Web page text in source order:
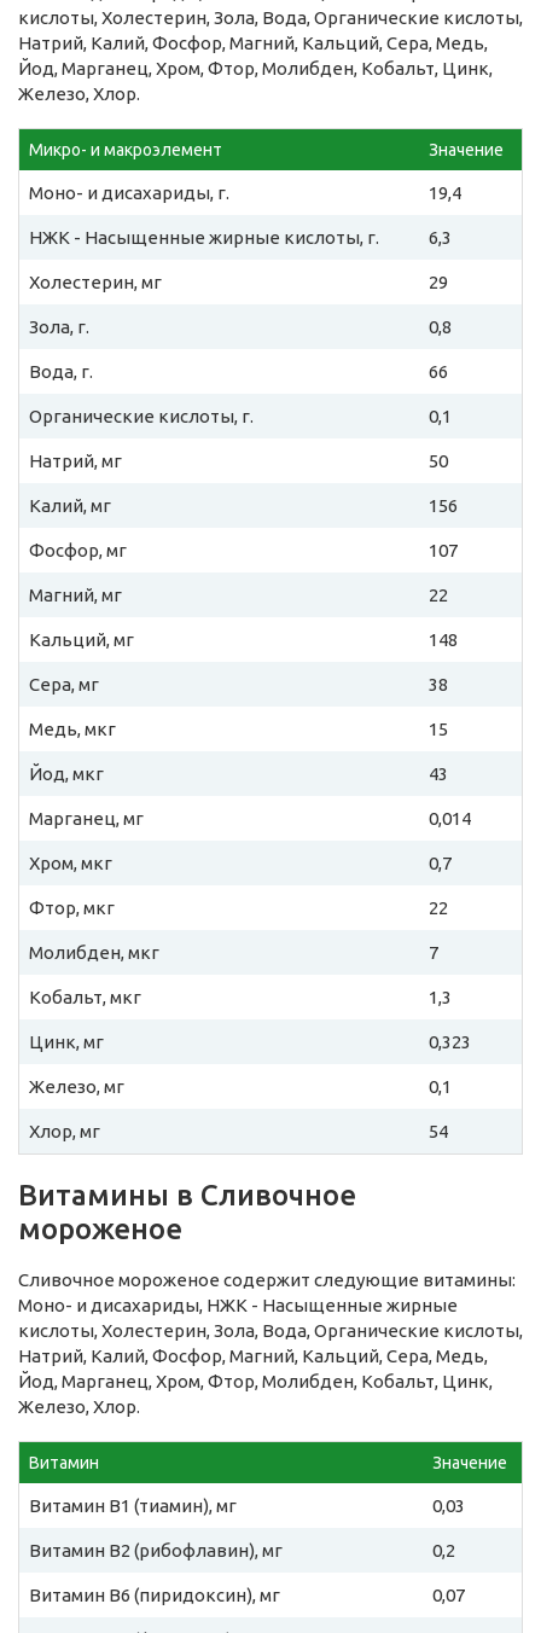
кислоты, Холестерин, Зола, Вода, Органические кислоты,
Натрий, Калий, Фосфор, Магний, Кальций, Сера, Медь,
Йод, Марганец, Хром, Фтор, Молибден, Кобальт, Цинк,
Железо, Хлор.
Микро- и макроэлемент Значение
Моно- и дисахариды, г. 19,4
НЖК - Насыщенные жирные кислоты, г. 6,3
Холестерин, мг 29
Зола, г. 0,8
Вода, г. 66
Органические кислоты, г. 0,1
Натрий, мг 50
Калий, мг 156
Фосфор, мг 107
Магний, мг 22
Кальций, мг 148
Сера, мг 38
Медь, мкг 15
Йод, мкг 43
Марганец, мг 0,014
Хром, мкг 0,7
Фтор, мкг 22
Молибден, мкг 7
Кобальт, мкг 1,3
Цинк, мг 0,323
Железо, мг 0,1
Хлор, мг 54
Витамины в Сливочное
мороженое
Сливочное мороженое содержит следующие витамины:
Моно- и дисахариды, НЖК - Насыщенные жирные
кислоты, Холестерин, Зола, Вода, Органические кислоты,
Натрий, Калий, Фосфор, Магний, Кальций, Сера, Медь,
Йод, Марганец, Хром, Фтор, Молибден, Кобальт, Цинк,
Железо, Хлор.
Витамин Значение
Витамин B1 (тиамин), мг 0,03
Витамин B2 (рибофлавин), мг 0,2
Витамин B6 (пиридоксин), мг 0,07